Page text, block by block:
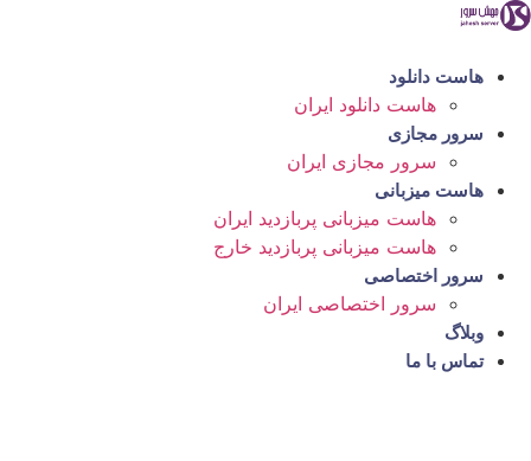
پرش
محتوا
هاست دانلود
هاست دانلود ایران
سرور مجازی
سرور مجازی ایران
هاست میزبانی
هاست میزبانی پربازدید ایران
هاست میزبانی پربازدید خارج
سرور اختصاصی
سرور اختصاصی ایران
وبلاگ
تماس با ما